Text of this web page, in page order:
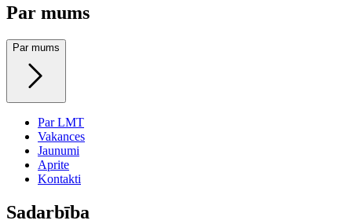
Par mums
Par mums
Par LMT
Vakances
Jaunumi
Aprite
Kontakti
Sadarbība